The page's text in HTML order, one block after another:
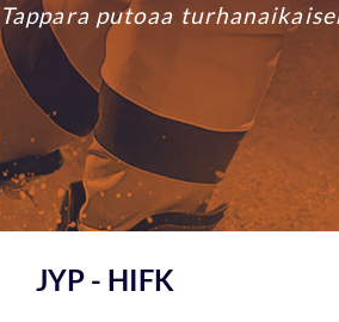
Tappara putoaa
JYP - HIFK